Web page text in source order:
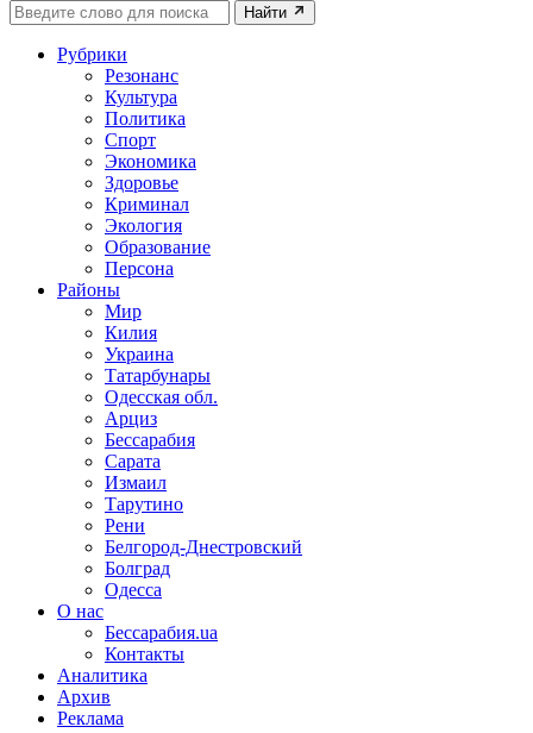
Найти
Рубрики
Резонанс
Культура
Политика
Спорт
Экономика
Здоровье
Криминал
Экология
Образование
Персона
Районы
Мир
Килия
Украина
Татарбунары
Одесская обл.
Арциз
Бессарабия
Сарата
Измаил
Тарутино
Рени
Белгород-Днестровский
Болград
Одесса
О нас
Бессарабия.ua
Контакты
Аналитика
Архив
Реклама